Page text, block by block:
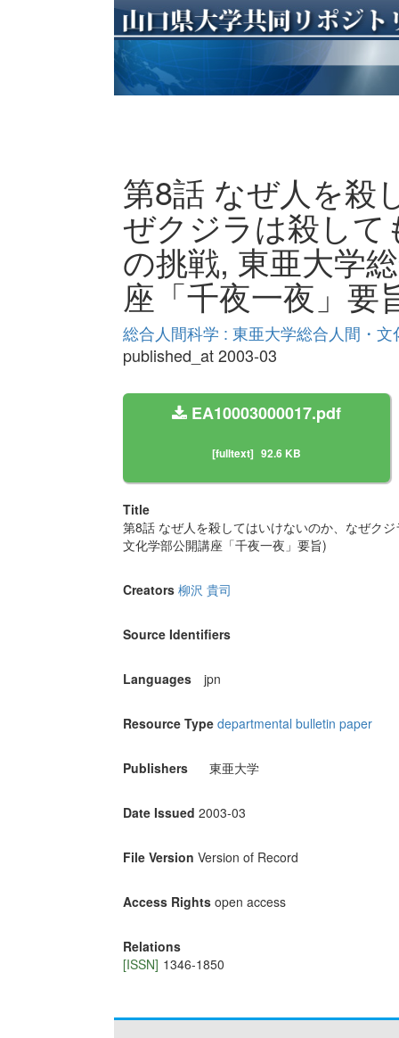
第8話 なぜ人を殺
ぜクジラは殺して
の挑戦, 東亜大学
座「千夜一夜」要
総合人間科学 : 東亜大学総合人間・
published_at 2003-03
EA10003000017.pdf
[fulltext] 92.6 KB
Title
第8話 なぜ人を殺してはいけないのか、なぜク
文化学部公開講座「千夜一夜」要旨)
Creators 柳沢 貴司
Source Identifiers
Languages jpn
Resource Type departmental bulletin paper
Publishers 東亜大学
Date Issued 2003-03
File Version Version of Record
Access Rights open access
Relations
[ISSN] 1346-1850